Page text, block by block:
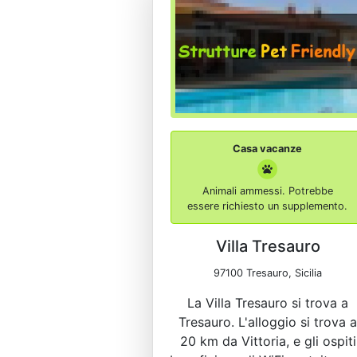
Casa vacanze
Animali ammessi. Potrebbe
essere richiesto un supplemento.
Villa Tresauro
97100 Tresauro, Sicilia
La Villa Tresauro si trova a
Tresauro. L'alloggio si trova a
20 km da Vittoria, e gli ospiti